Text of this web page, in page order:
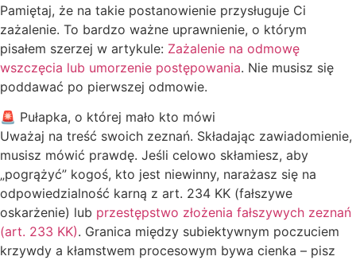
Pamiętaj, że na takie postanowienie przysługuje Ci
zażalenie. To bardzo ważne uprawnienie, o którym
pisałem szerzej w artykule: Zażalenie na odmowę
wszczęcia lub umorzenie postępowania. Nie musisz się
poddawać po pierwszej odmowie.
🚨 Pułapka, o której mało kto mówi
Uważaj na treść swoich zeznań. Składając zawiadomienie,
musisz mówić prawdę. Jeśli celowo skłamiesz, aby
„pogrążyć” kogoś, kto jest niewinny, narażasz się na
odpowiedzialność karną z art. 234 KK (fałszywe
oskarżenie) lub przestępstwo złożenia fałszywych zeznań
(art. 233 KK). Granica między subiektywnym poczuciem
krzywdy a kłamstwem procesowym bywa cienka – pisz